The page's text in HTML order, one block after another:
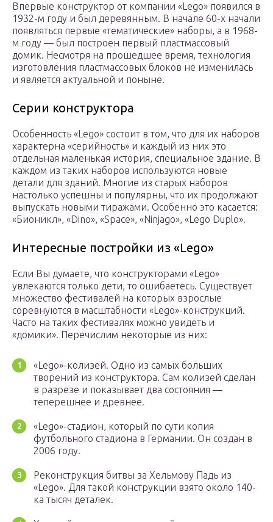
Впервые конструктор от компании «Lego» появился в
1932-м году и был деревянным. В начале 60-х начали
появляться первые «тематические» наборы, а в 1968-
м году — был построен первый пластмассовый
домик. Несмотря на прошедшее время, технология
изготовления пластмассовых блоков не изменилась
и является актуальной и поныне.
Серии конструктора
Особенность «Lego» состоит в том, что для их наборов
характерна «серийность» и каждый из них это
отдельная маленькая история, специальное здание. В
каждом из таких наборов используются новые
детали для зданий. Многие из старых наборов
настолько успешны и популярны, что их продолжают
выпускать новыми тиражами. Особенно это касается:
«Бионикл», «Dino», «Space», «Ninjago», «Lego Duplo».
Интересные постройки из «Lego»
Если Вы думаете, что конструкторами «Lego»
увлекаются только дети, то ошибаетесь. Существует
множество фестивалей на которых взрослые
соревнуются в масштабности «Lego»-конструкций.
Часто на таких фестивалях можно увидеть и
«домики». Перечислим некоторые из них:
«Lego»-колизей. Одно из самых больших
творений из конструктора. Сам колизей сделан
в разрезе и показывает два состояния —
теперешнее и древнее.
«Lego»-стадион, который по сути копия
футбольного стадиона в Германии. Он создан в
2006 году.
Реконструкция битвы за Хельмову Падь из
«Lego». Для такой конструкции взято около 140-
ка тысяч деталек.